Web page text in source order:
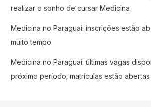
realizar o sonho de cursar Medicina
Medicina no Paraguai: inscrições estão
muito tempo
Medicina no Paraguai: últimas vagas
próximo período; matrículas estão abertas